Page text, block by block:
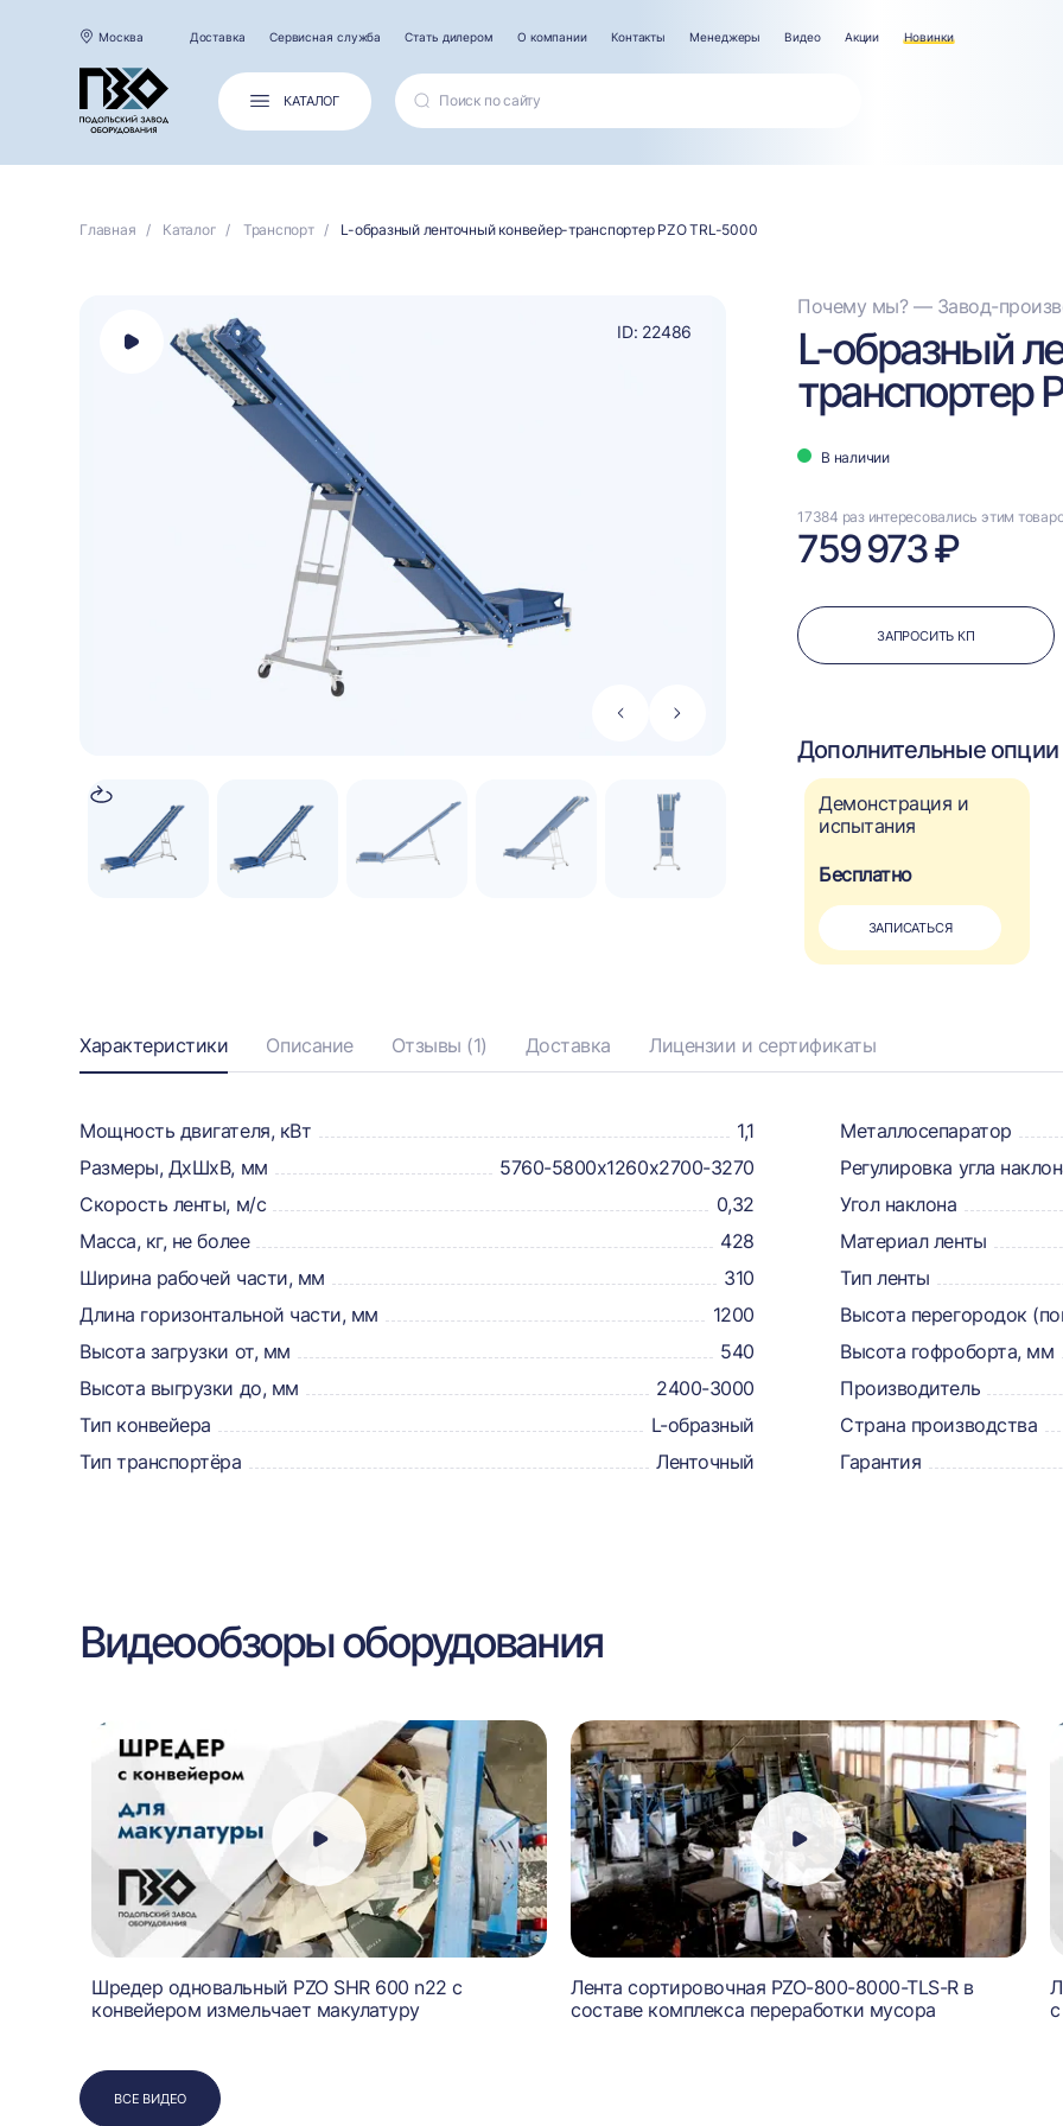
Москва Доставка Сервисная служба Стать дилером О компании Контакты Менеджеры Видео Акции Новинки
КАТАЛОГ
Главная Каталог Транспорт L-образный ленточный конвейер-транспортер PZO TRL-5000
СтрелкаСтрелка
Открыть
ID: 22486
Почему мы? — Завод-
L-образный
транспортер
В наличии
17384 раз интересовались этим
759 973 ₽
ЗАПРОСИТЬ КП
Дополнительные опции
Демонстрация и
испытания
Бесплатно
ЗАПИСАТЬСЯ
Информация
товаре,
доставке,
отзывах
и
сертификаты
Характеристики Описание Отзывы (1) Доставка Лицензии и сертификаты
Мощность двигателя, кВт
1,1
Размеры, ДхШхВ, мм
5760-5800х1260х2700-3270
Скорость ленты, м/с
0,32
Масса, кг, не более
428
Ширина рабочей части, мм
310
Длина горизонтальной части, мм
1200
Высота загрузки от, мм
540
Высота выгрузки до, мм
2400-3000
Тип конвейера
L-образный
Тип транспортёра
Ленточный
Металлосепаратор
Регулировка угла
Угол наклона
Материал ленты
Тип ленты
Высота перегородок
Высота гофроборта, мм
Производитель
Страна производства
Гарантия
Видеообзоры оборудования
Шредер одновальный PZO SHR 600 n22 с
конвейером измельчает макулатуру
Лента сортировочная PZO-800-8000-TLS-R в
составе комплекса переработки мусора
ВСЕ ВИДЕО